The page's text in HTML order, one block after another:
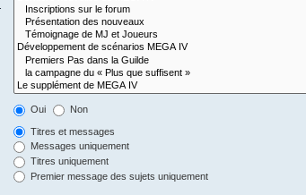
Oui Non
Titres et messages
Messages uniquement
Titres uniquement
Premier message des sujets uniquement